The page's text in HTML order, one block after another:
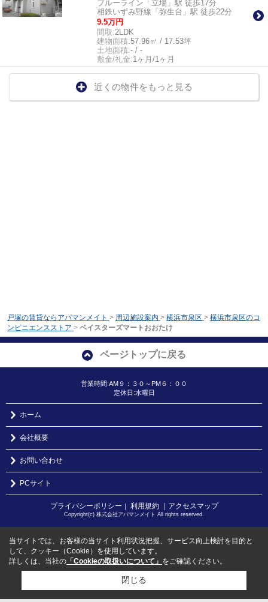
ブルーライン「立場」駅 徒歩17分
相鉄いずみ野線「弥生台」駅 徒歩22分
9.5万円
間取:2LDK
建物面積:57.96㎡ / 17.53坪
土地面積:- / -
敷金/礼金:1ヶ月/1ヶ月
近くの物件をもっと見る
戸塚の賃貸ならアパマンメイト > 周辺施設案内 > 横浜市泉区 > 横浜市泉区のコ
ンビニエンスストア > ベイスターズマートおおたけ
ページトップに戻る
営業時間:AM９：３０～PM６：００
定休日:水曜日
ホーム
会社概要
お問い合わせ
PCサイト
プライバシーポリシー ｜ 利用規約 ｜アクセスマップ
Copyright(c) 株式会社アパマンメイト All rights reserved.
当サイトでは、お客様の当サイト利用状況把握、サービス向上検討を目的と
して、クッキー（Cookie）を使用しています。
詳しくは、当社の 「Cookieの取扱いについて」 をご確認ください。
閉じる